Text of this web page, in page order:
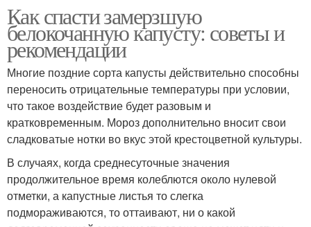
Как спасти замерзшую
белокочанную капусту: советы и
рекомендации
Многие поздние сорта капусты действительно способны
переносить отрицательные температуры при условии,
что такое воздействие будет разовым и
кратковременным. Мороз дополнительно вносит свои
сладковатые нотки во вкус этой крестоцветной культуры.
В случаях, когда среднесуточные значения
продолжительное время колеблются около нулевой
отметки, а капустные листья то слегка
подмораживаются, то оттаивают, ни о какой